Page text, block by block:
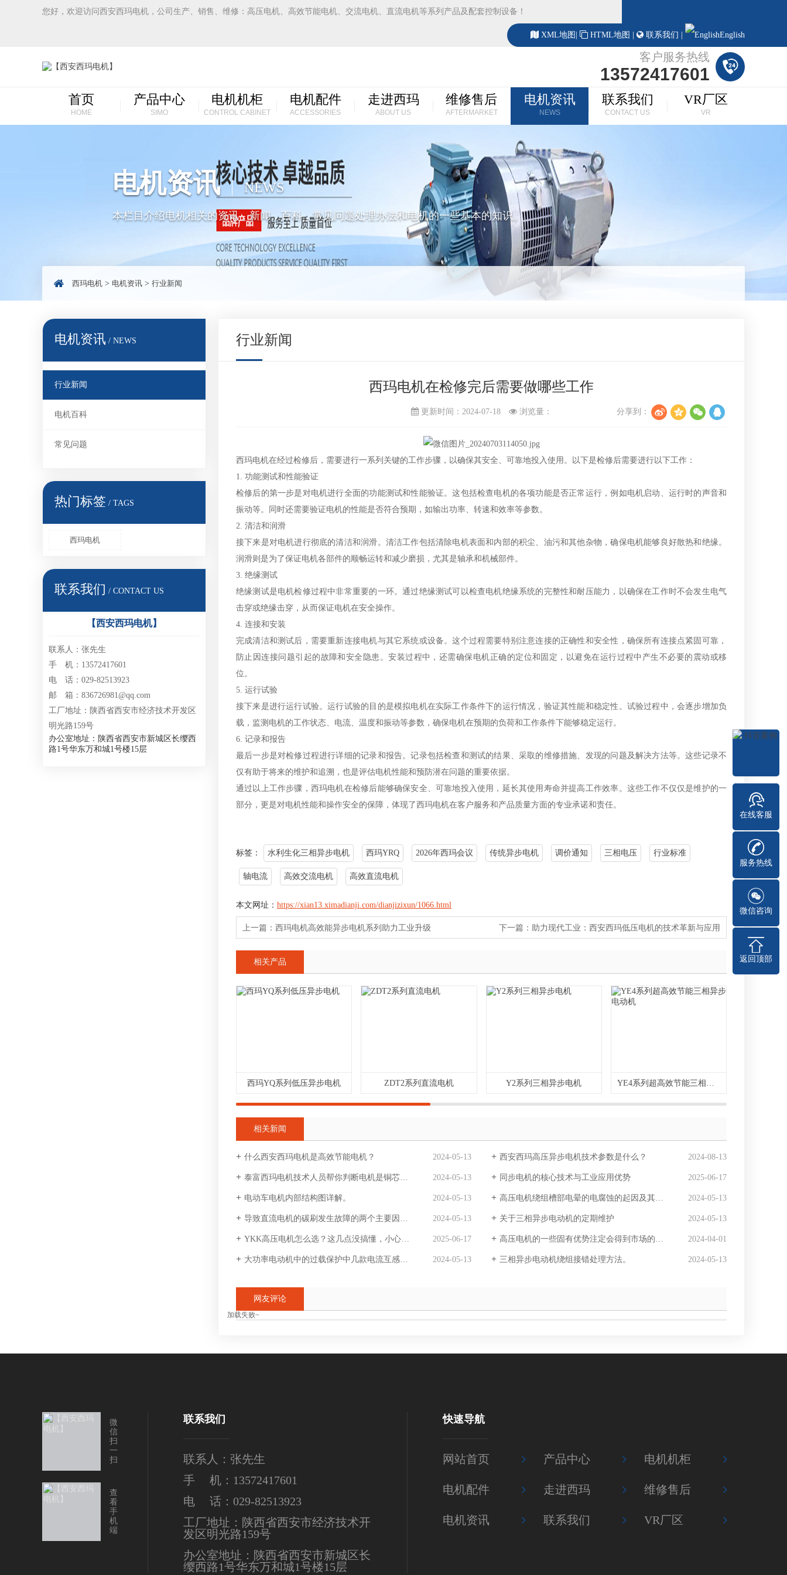
您好，欢迎访问西安西玛电机，公司生产、销售、维修：高压电机、高效节能电机、交流电机、直流电机等系列产品及配套控制设备！
XML地图 HTML地图 联系我们 English
客户服务热线
13572417601
首页
HOME
产品中心
SIMO
电机机柜
CONTROL CABINET
电机配件
ACCESSORIES
走进西玛
ABOUT US
维修售后
AFTERMARKET
电机资讯
NEWS
联系我们
CONTACT US
VR厂区
VR
电机资讯 NEWS
本栏目介绍电机相关的资讯，新闻，百科，常见问题处理办法和电机的一些基本的知识。
西玛电机 > 电机资讯 > 行业新闻
电机资讯 / NEWS
行业新闻
电机百科
常见问题
热门标签 / TAGS
西玛电机
联系我们 / CONTACT US
【西安西玛电机】
联系人：张先生
手 机：13572417601
电 话：029-82513923
邮 箱：836726981@qq.com
工厂地址：陕西省西安市经济技术开发区
明光路159号
办公室地址：陕西省西安市新城区长缨西
路1号华东万和城1号楼15层
行业新闻
西玛电机在检修完后需要做哪些工作
更新时间：2024-07-18 浏览量： 分享到：
西玛电机在经过检修后，需要进行一系列关键的工作步骤，以确保其安全、可靠地投入使用。以下是检修后需要进行以下工作：
1. 功能测试和性能验证
检修后的第一步是对电机进行全面的功能测试和性能验证。这包括检查电机的各项功能是否正常运行，例如电机启动、运行时的声音和
振动等。同时还需要验证电机的性能是否符合预期，如输出功率、转速和效率等参数。
2. 清洁和润滑
接下来是对电机进行彻底的清洁和润滑。清洁工作包括清除电机表面和内部的积尘、油污和其他杂物，确保电机能够良好散热和绝缘。
润滑则是为了保证电机各部件的顺畅运转和减少磨损，尤其是轴承和机械部件。
3. 绝缘测试
绝缘测试是电机检修过程中非常重要的一环。通过绝缘测试可以检查电机绝缘系统的完整性和耐压能力，以确保在工作时不会发生电气
击穿或绝缘击穿，从而保证电机在安全操作。
4. 连接和安装
完成清洁和测试后，需要重新连接电机与其它系统或设备。这个过程需要特别注意连接的正确性和安全性，确保所有连接点紧固可靠，
防止因连接问题引起的故障和安全隐患。安装过程中，还需确保电机正确的定位和固定，以避免在运行过程中产生不必要的震动或移
位。
5. 运行试验
接下来是进行运行试验。运行试验的目的是模拟电机在实际工作条件下的运行情况，验证其性能和稳定性。试验过程中，会逐步增加负
载，监测电机的工作状态、电流、温度和振动等参数，确保电机在预期的负荷和工作条件下能够稳定运行。
6. 记录和报告
最后一步是对检修过程进行详细的记录和报告。记录包括检查和测试的结果、采取的维修措施、发现的问题及解决方法等。这些记录不
仅有助于将来的维护和追溯，也是评估电机性能和预防潜在问题的重要依据。
通过以上工作步骤，西玛电机在检修后能够确保安全、可靠地投入使用，延长其使用寿命并提高工作效率。这些工作不仅仅是维护的一
部分，更是对电机性能和操作安全的保障，体现了西玛电机在客户服务和产品质量方面的专业承诺和责任。
标签： 水利生化三相异步电机 西玛YRQ 2026年西玛会议 传统异步电机 调价通知 三相电压 行业标准
轴电流 高效交流电机 高效直流电机
本文网址： https://xian13.ximadianji.com/dianjizixun/1066.html
上一篇： 西玛电机高效能异步电机系列助力工业升级 下一篇： 助力现代工业：西安西玛低压电机的技术革新与应用
相关产品
西玛YQ系列低压异步电机 ZDT2系列直流电机 Y2系列三相异步电机 YE4系列超高效节能三相异步电动机
相关新闻
什么西安西玛电机是高效节能电机？ 2024-05-13 西安西玛高压异步电机技术参数是什么？ 2024-08-13
泰富西玛电机技术人员帮你判断电机是铜芯还是铝芯。 2024-05-13 同步电机的核心技术与工业应用优势 2025-06-17
电动车电机内部结构图详解。 2024-05-13 高压电机绕组槽部电晕的电腐蚀的起因及其防范。 2024-05-13
导致直流电机的碳刷发生故障的两个主要因素。 2024-05-13 关于三相异步电动机的定期维护 2024-05-13
YKK高压电机怎么选？这几点没搞懂，小心吃大亏！ 2025-06-17 高压电机的一些固有优势注定会得到市场的认可和青睐！ 2024-04-01
大功率电动机中的过载保护中几款电流互感器的应用。 2024-05-13 三相异步电动机绕组接错处理方法。 2024-05-13
网友评论
加载失败~
微
信
扫
一
扫
查
看
手
机
端
联系我们
联系人：张先生
手 机：13572417601
电 话：029-82513923
工厂地址：陕西省西安市经济技术开
发区明光路159号
办公室地址：陕西省西安市新城区长
缨西路1号华东万和城1号楼15层
快速导航
网站首页 产品中心 电机机柜
电机配件 走进西玛 维修售后
电机资讯 联系我们 VR厂区
在线客服
服务热线
微信咨询
返回顶部